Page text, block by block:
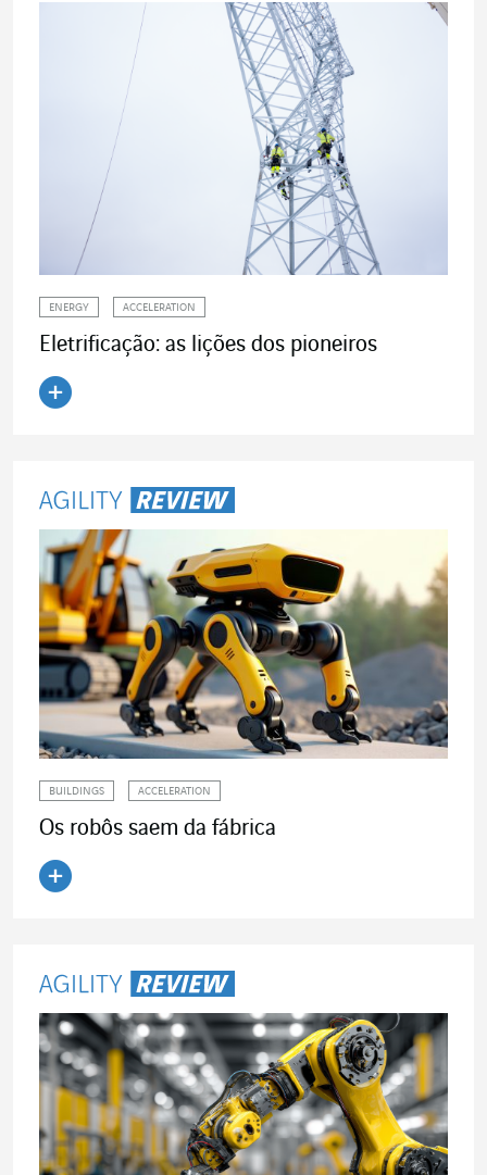
ENERGY ACCELERATION
Eletrificação: as lições dos pioneiros
BUILDINGS ACCELERATION
Os robôs saem da fábrica